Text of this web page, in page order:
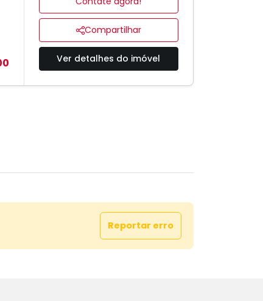
Compartilhar
Ver detalhes do imóvel
Reportar erro